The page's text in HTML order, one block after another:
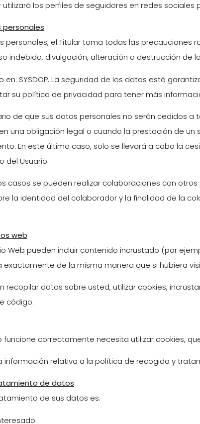
utilizará los perfiles de seguidores en redes
personales
personales, el Titular toma todas las precauciones
indebido, divulgación, alteración o destrucción de
en: SYSDOP. La seguridad de los datos está
su política de privacidad para tener más
de que sus datos personales no serán cedidos
una obligación legal o cuando la prestación de
En este último caso, solo se llevará a cabo la
del Usuario.
casos se pueden realizar colaboraciones con
la identidad del colaborador y la finalidad de la
web
Web pueden incluir contenido incrustado (por
de la misma manera que si hubiera
recopilar datos sobre usted, utilizar cookies,
código.
funcione correctamente necesita utilizar cookies,
información relativa a la política de recogida y
de datos
de sus datos es: